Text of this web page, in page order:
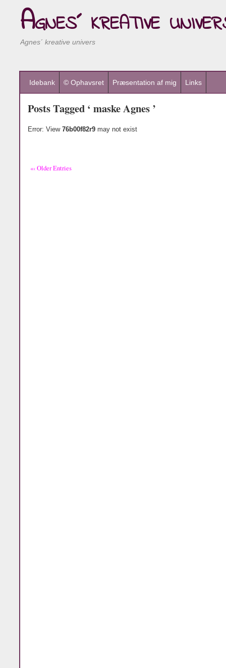
Agnes´ kreative
Agnes´ kreative univers
Idebank © Ophavsret Præsentation af mig Links
Posts Tagged ‘ maske Agnes ’
Error: View 76b00f82r9 may not exist
«‹ Older Entries